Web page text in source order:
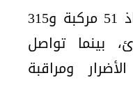
وشارك في عمليات الإنقاذ 51 مركبة و315
بينما تواصل
ومراقبة